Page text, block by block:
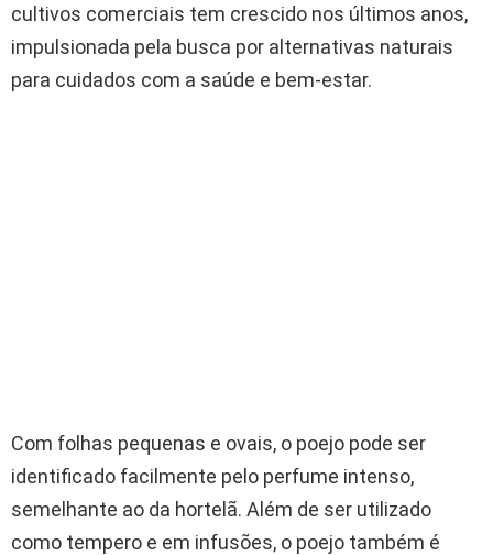
cultivos comerciais tem crescido nos últimos anos,
impulsionada pela busca por alternativas naturais
para cuidados com a saúde e bem-estar.
Com folhas pequenas e ovais, o poejo pode ser
identificado facilmente pelo perfume intenso,
semelhante ao da hortelã. Além de ser utilizado
como tempero e em infusões, o poejo também é